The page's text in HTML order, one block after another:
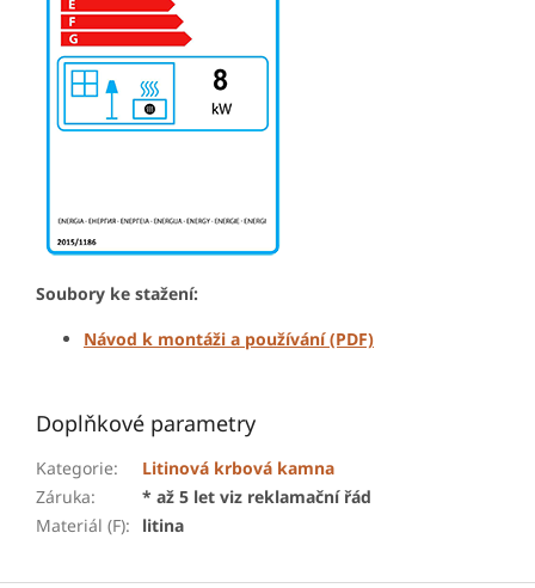
Soubory ke stažení:
Návod k montáži a používání (PDF)
Doplňkové parametry
Kategorie:
Litinová krbová kamna
Záruka:
* až 5 let viz reklamační řád
Materiál (F): litina